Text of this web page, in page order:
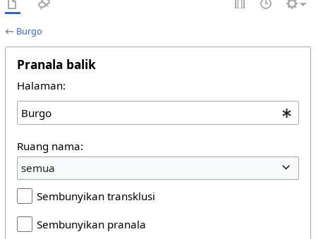
← Burgo
Pranala balik
Halaman:
Ruang nama:
semua
Sembunyikan transklusi
Sembunyikan pranala